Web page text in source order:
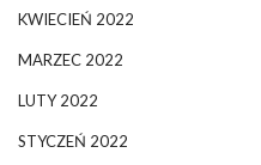
KWIECIEŃ 2022
MARZEC 2022
LUTY 2022
STYCZEŃ 2022